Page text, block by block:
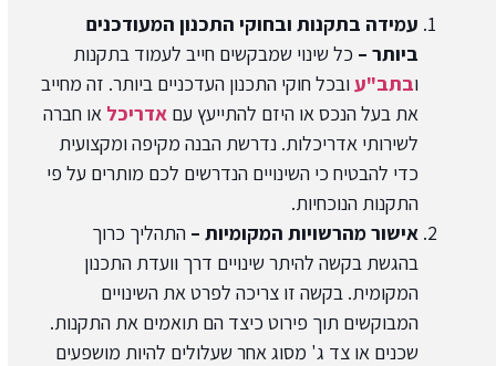
עמידה בתקנות ובחוקי התכנון המעודכנים
ביותר – כל שינוי שמבקשים חייב לעמוד בתקנות
ובתב"עובכל חוקי התכנון העדכניים ביותר. זה מחייב
את בעל הנכס או היזם להתייעץ עם אדריכל או חברה
לשירותי אדריכלות. נדרשת הבנה מקיפה ומקצועית
כדי להבטיח כי השינויים הנדרשים לכם מותרים על פי
התקנות הנוכחיות.
אישור מהרשויות המקומיות – התהליך כרוך
בהגשת בקשה להיתר שינויים דרך וועדת התכנון
המקומית. בקשה זו צריכה לפרט את השינויים
המבוקשים תוך פירוט כיצד הם תואמים את התקנות.
שכנים או צד ג' מסוג אחר שעלולים להיות מושפעים